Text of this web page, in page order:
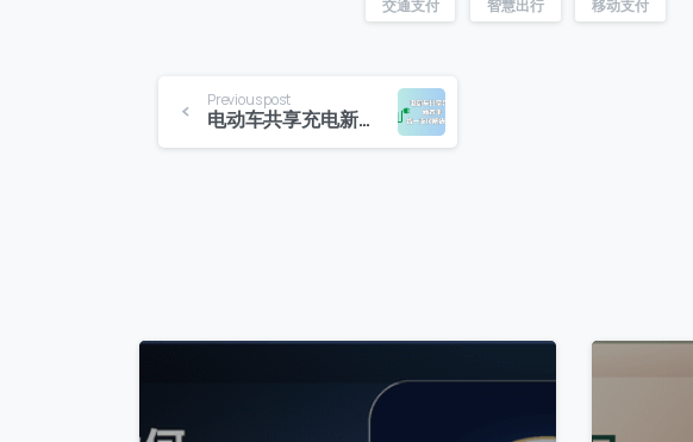
交通支付 智慧出行 移动支付
Previous post
电动车共享充电新未来：统一支付解决方案
0